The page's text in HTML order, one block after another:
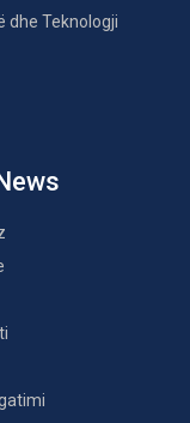
dhe Teknologji